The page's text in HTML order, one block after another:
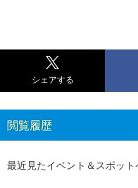
シェアする
閲覧履歴
最近見たイベント＆スポット